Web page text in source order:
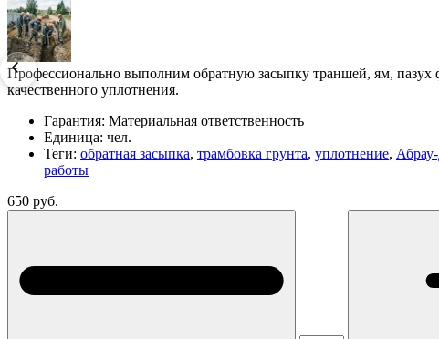
Профессионально выполним обратную засыпку траншей, ям,
качественного уплотнения.
Гарантия: Материальная ответственность
Единица: чел.
Теги: обратная засыпка, трамбовка грунта, уплотнение,
работы
650 руб.